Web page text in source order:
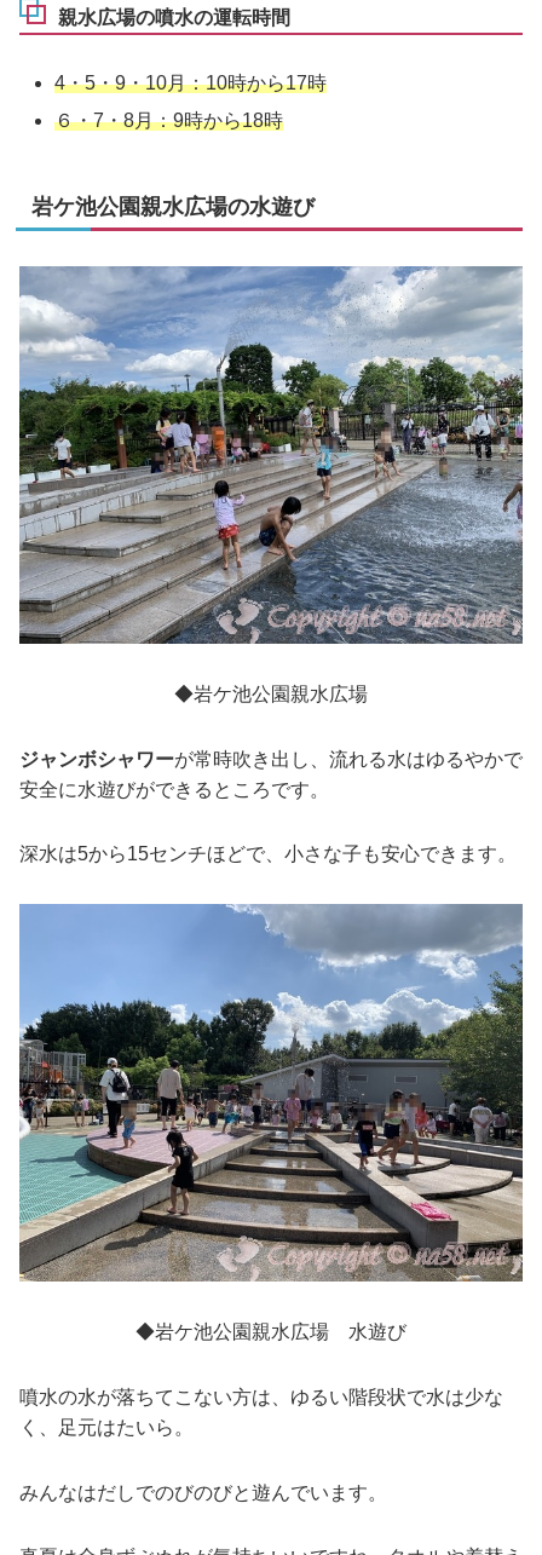
親水広場の噴水の運転時間
4・5・9・10月：10時から17時
６・7・8月：9時から18時
岩ケ池公園親水広場の水遊び
◆岩ケ池公園親水広場
ジャンボシャワーが常時吹き出し、流れる水はゆるやかで
安全に水遊びができるところです。
深水は5から15センチほどで、小さな子も安心できます。
◆岩ケ池公園親水広場 水遊び
噴水の水が落ちてこない方は、ゆるい階段状で水は少な
く、足元はたいら。
みんなはだしでのびのびと遊んでいます。